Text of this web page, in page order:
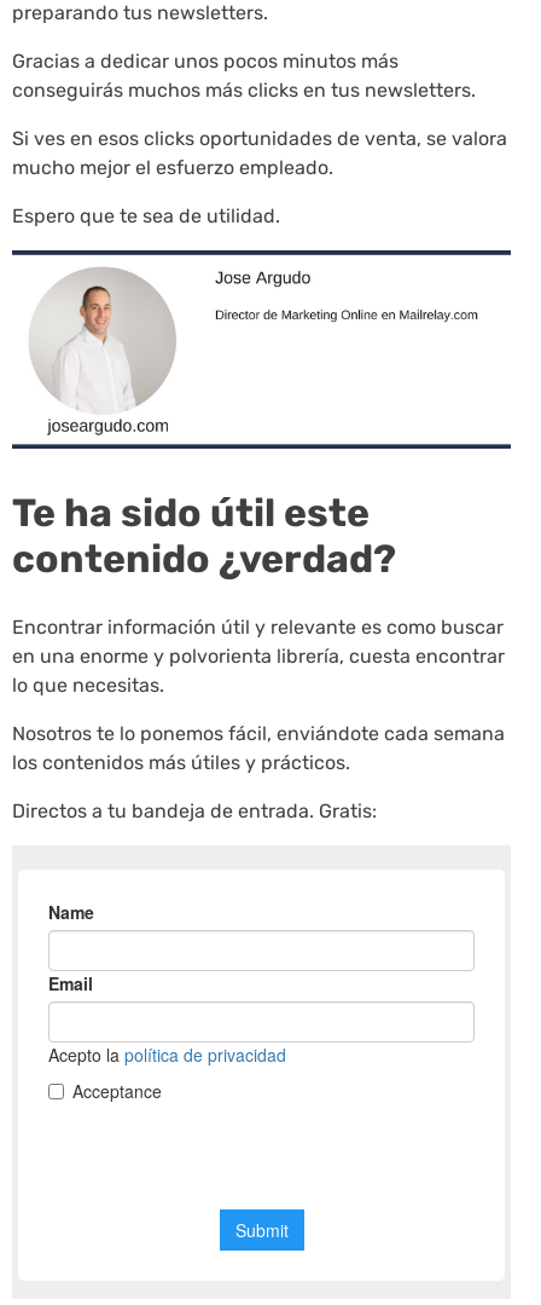
preparando tus newsletters.
Gracias a dedicar unos pocos minutos más
conseguirás muchos más clicks en tus newsletters.
Si ves en esos clicks oportunidades de venta, se valora
mucho mejor el esfuerzo empleado.
Espero que te sea de utilidad.
Te ha sido útil este
contenido ¿verdad?
Encontrar información útil y relevante es como buscar
en una enorme y polvorienta librería, cuesta encontrar
lo que necesitas.
Nosotros te lo ponemos fácil, enviándote cada semana
los contenidos más útiles y prácticos.
Directos a tu bandeja de entrada. Gratis: